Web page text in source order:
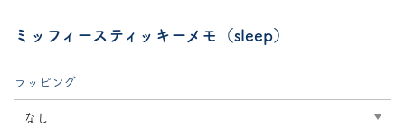
ミッフィースティッキーメモ（sleep）
ラッピング